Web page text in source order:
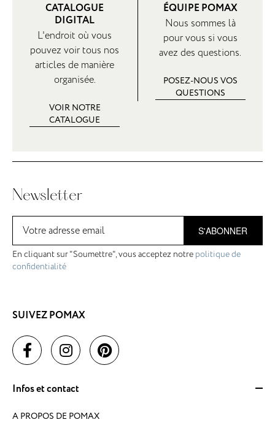
CATALOGUE
DIGITAL
L'endroit où vous
pouvez voir tous nos
articles de manière
organisée.
VOIR NOTRE
CATALOGUE
ÉQUIPE POMAX
Nous sommes là
pour vous si vous
avez des questions.
POSEZ-NOUS VOS
QUESTIONS
Newsletter
S'ABONNER
En cliquant sur "Soumettre", vous acceptez notre politique de
confidentialité
SUIVEZ POMAX
Infos et contact
A PROPOS DE POMAX